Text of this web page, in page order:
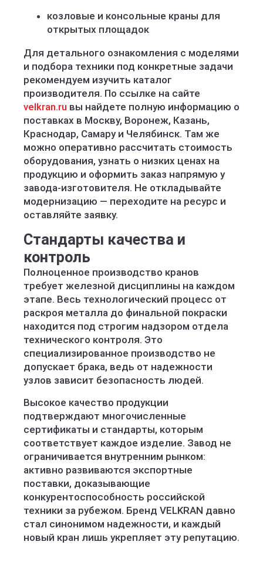
козловые и консольные краны для
открытых площадок
Для детального ознакомления с моделями
и подбора техники под конкретные задачи
рекомендуем изучить каталог
производителя. По ссылке на сайте
velkran.ru вы найдете полную информацию о
поставках в Москву, Воронеж, Казань,
Краснодар, Самару и Челябинск. Там же
можно оперативно рассчитать стоимость
оборудования, узнать о низких ценах на
продукцию и оформить заказ напрямую у
завода-изготовителя. Не откладывайте
модернизацию — переходите на ресурс и
оставляйте заявку.
Стандарты качества и
контроль
Полноценное производство кранов
требует железной дисциплины на каждом
этапе. Весь технологический процесс от
раскроя металла до финальной покраски
находится под строгим надзором отдела
технического контроля. Это
специализированное производство не
допускает брака, ведь от надежности
узлов зависит безопасность людей.
Высокое качество продукции
подтверждают многочисленные
сертификаты и стандарты, которым
соответствует каждое изделие. Завод не
ограничивается внутренним рынком:
активно развиваются экспортные
поставки, доказывающие
конкурентоспособность российской
техники за рубежом. Бренд VELKRAN давно
стал синонимом надежности, и каждый
новый кран лишь укрепляет эту репутацию.